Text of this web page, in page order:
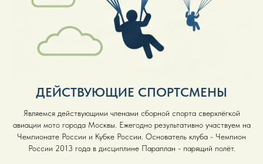
ДЕЙСТВУЮЩИЕ СПОРТСМЕНЫ
Являемся действующими членами сборной спорта сверхлёгкой
авиации мото города Москвы. Ежегодно результативно участвуем на
Чемпионате России и Кубке России. Основатель клуба - Чемпион
России 2013 года в дисциплине Параплан - парящий полёт.